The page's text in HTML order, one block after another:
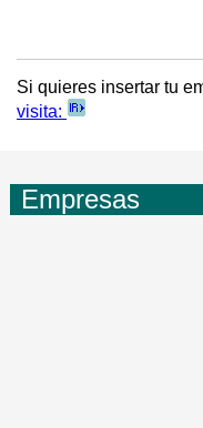
Si quieres insertar tu
visita:
Empresas